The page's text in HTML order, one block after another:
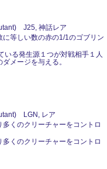
J25, 神話レア
等しい数の赤の1/1のゴブリン
いる発生源１つが対戦相手１人
メージを与える。
LGN, レア
くのクリーチャーをコントロ
くのクリーチャーをコントロ